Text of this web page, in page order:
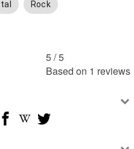
Rock
5 /5
Based on 1 reviews